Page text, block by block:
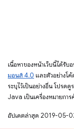
เนื้อหาของหน้าเว็บนี้ได้รับ
มอนส์ 4.0 และตัวอย่างโ
ระบุไว้เป็นอย่างอื่น โปรดดู
Java เป็นเครื่องหมายกา
อัปเดตล่าสุด 2019-05-